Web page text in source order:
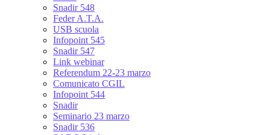
Snadir 548
Feder A.T.A.
USB scuola
Infopoint 545
Snadir 547
Link webinar
Referendum 22-23 marzo
Comunicato CGIL
Infopoint 544
Snadir
Seminario 23 marzo
Snadir 536